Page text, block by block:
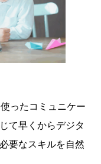
ったコミュニケー
て早くからデジタ
要なスキルを自然